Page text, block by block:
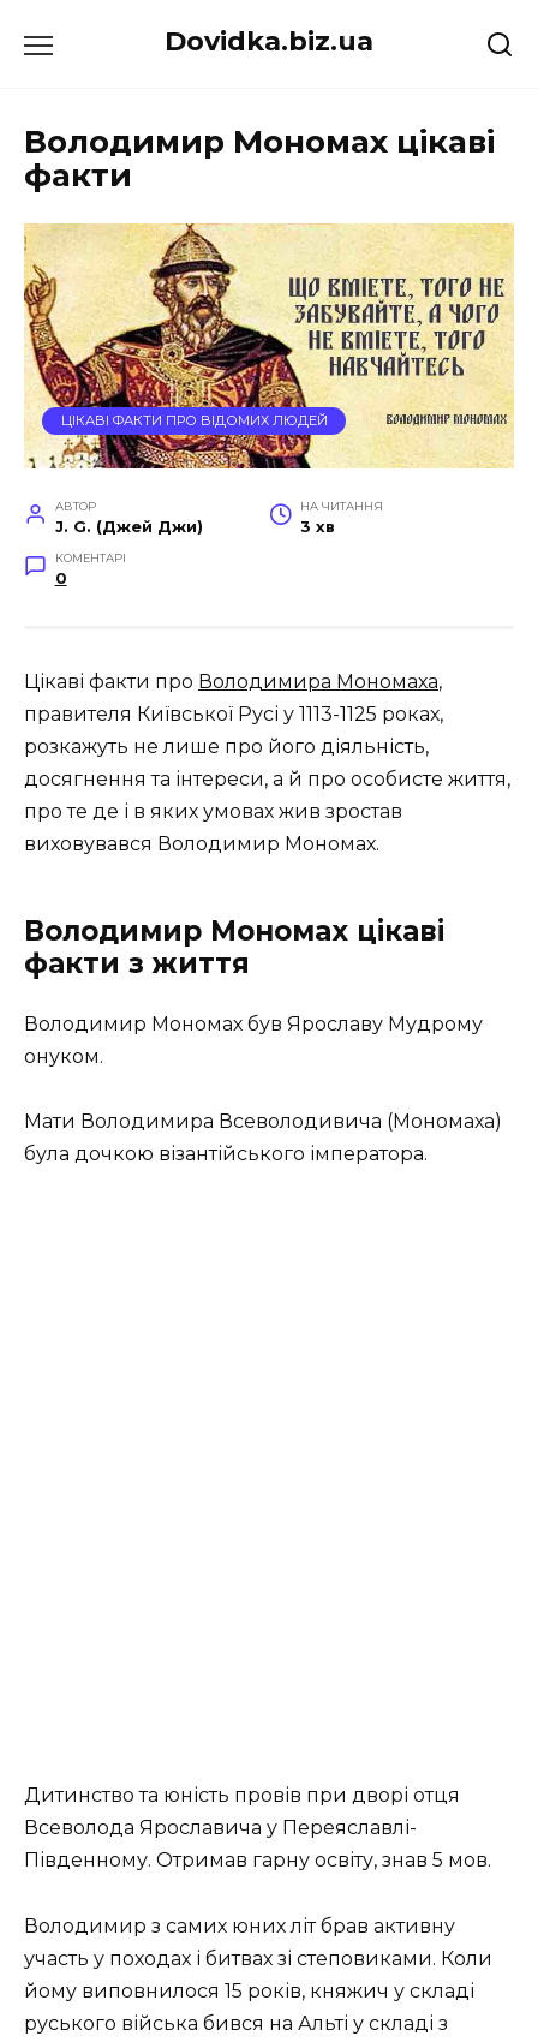
до
Dovidka.biz.ua
Володимир Мономах цікаві
факти
ЦІКАВІ ФАКТИ ПРО ВІДОМИХ ЛЮДЕЙ
АВТОР
J. G. (Джей Джи)
НА ЧИТАННЯ
3 хв
КОМЕНТАРІ
0
Цікаві факти про Володимира Мономаха,
правителя Київської Русі у 1113-1125 роках,
розкажуть не лише про його діяльність,
досягнення та інтереси, а й про особисте життя,
про те де і в яких умовах жив зростав
виховувався Володимир Мономах.
Володимир Мономах цікаві
факти з життя
Володимир Мономах був Ярославу Мудрому
онуком.
Мати Володимира Всеволодивича (Мономаха)
була дочкою візантійського імператора.
Дитинство та юність провів при дворі отця
Всеволода Ярославича у Переяславлі-
Південному. Отримав гарну освіту, знав 5 мов.
Володимир з самих юних літ брав активну
участь у походах і битвах зі степовиками. Коли
йому виповнилося 15 років, княжич у складі
руського війська бився на Альті у складі з